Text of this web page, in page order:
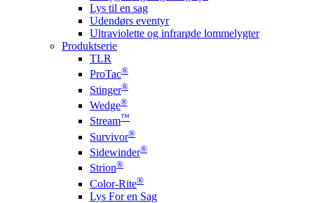
Lys til en sag
Udendørs eventyr
Ultraviolette og infrarøde lommelygter
Produktserie
TLR
ProTac®
Stinger®
Wedge®
Stream™
Survivor®
Sidewinder®
Strion®
Color-Rite®
Lys For en Sag